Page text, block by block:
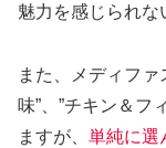
魅力を感じられな
また、メディファ
味”、”チキン＆フ
ますが、 単純に選